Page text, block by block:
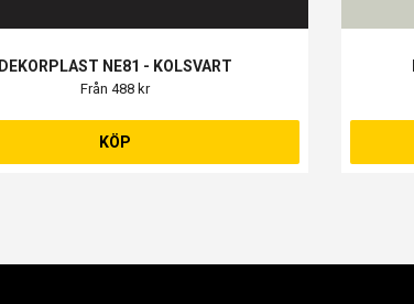
DEKORPLAST NE81 - KOLSVART
Från 488 kr
KÖP